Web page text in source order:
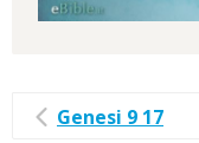
Genesi 9 17